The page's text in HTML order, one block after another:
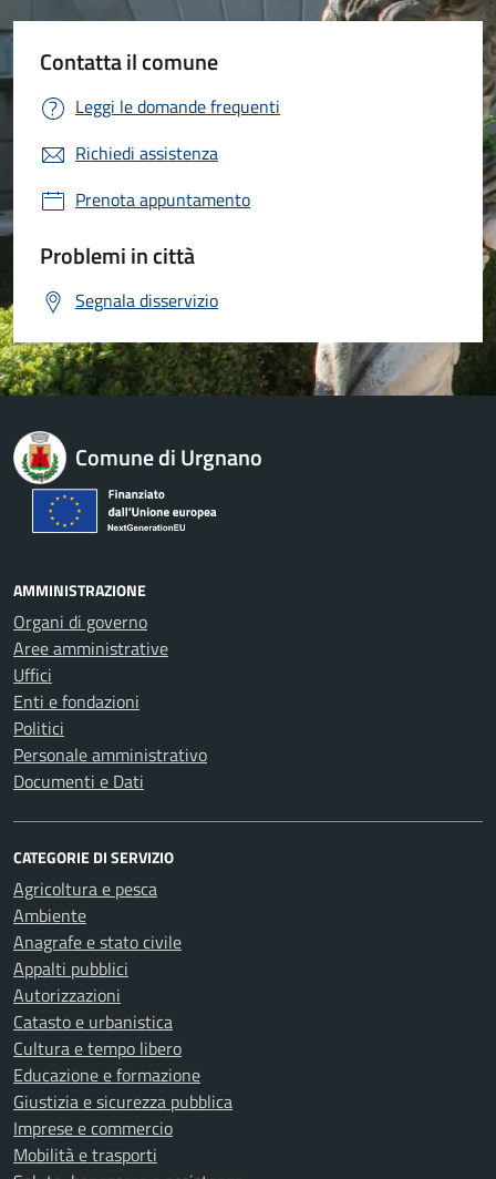
Contatta il comune
Leggi le domande frequenti
Richiedi assistenza
Prenota appuntamento
Problemi in città
Segnala disservizio
Comune di Urgnano
AMMINISTRAZIONE
Organi di governo
Aree amministrative
Uffici
Enti e fondazioni
Politici
Personale amministrativo
Documenti e Dati
CATEGORIE DI SERVIZIO
Agricoltura e pesca
Ambiente
Anagrafe e stato civile
Appalti pubblici
Autorizzazioni
Catasto e urbanistica
Cultura e tempo libero
Educazione e formazione
Giustizia e sicurezza pubblica
Imprese e commercio
Mobilità e trasporti